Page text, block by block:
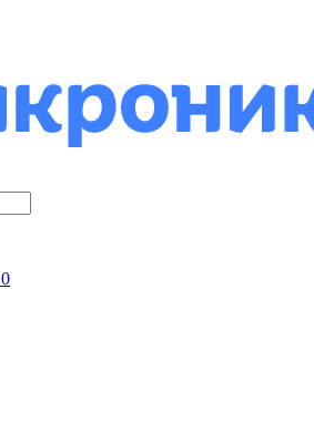
0